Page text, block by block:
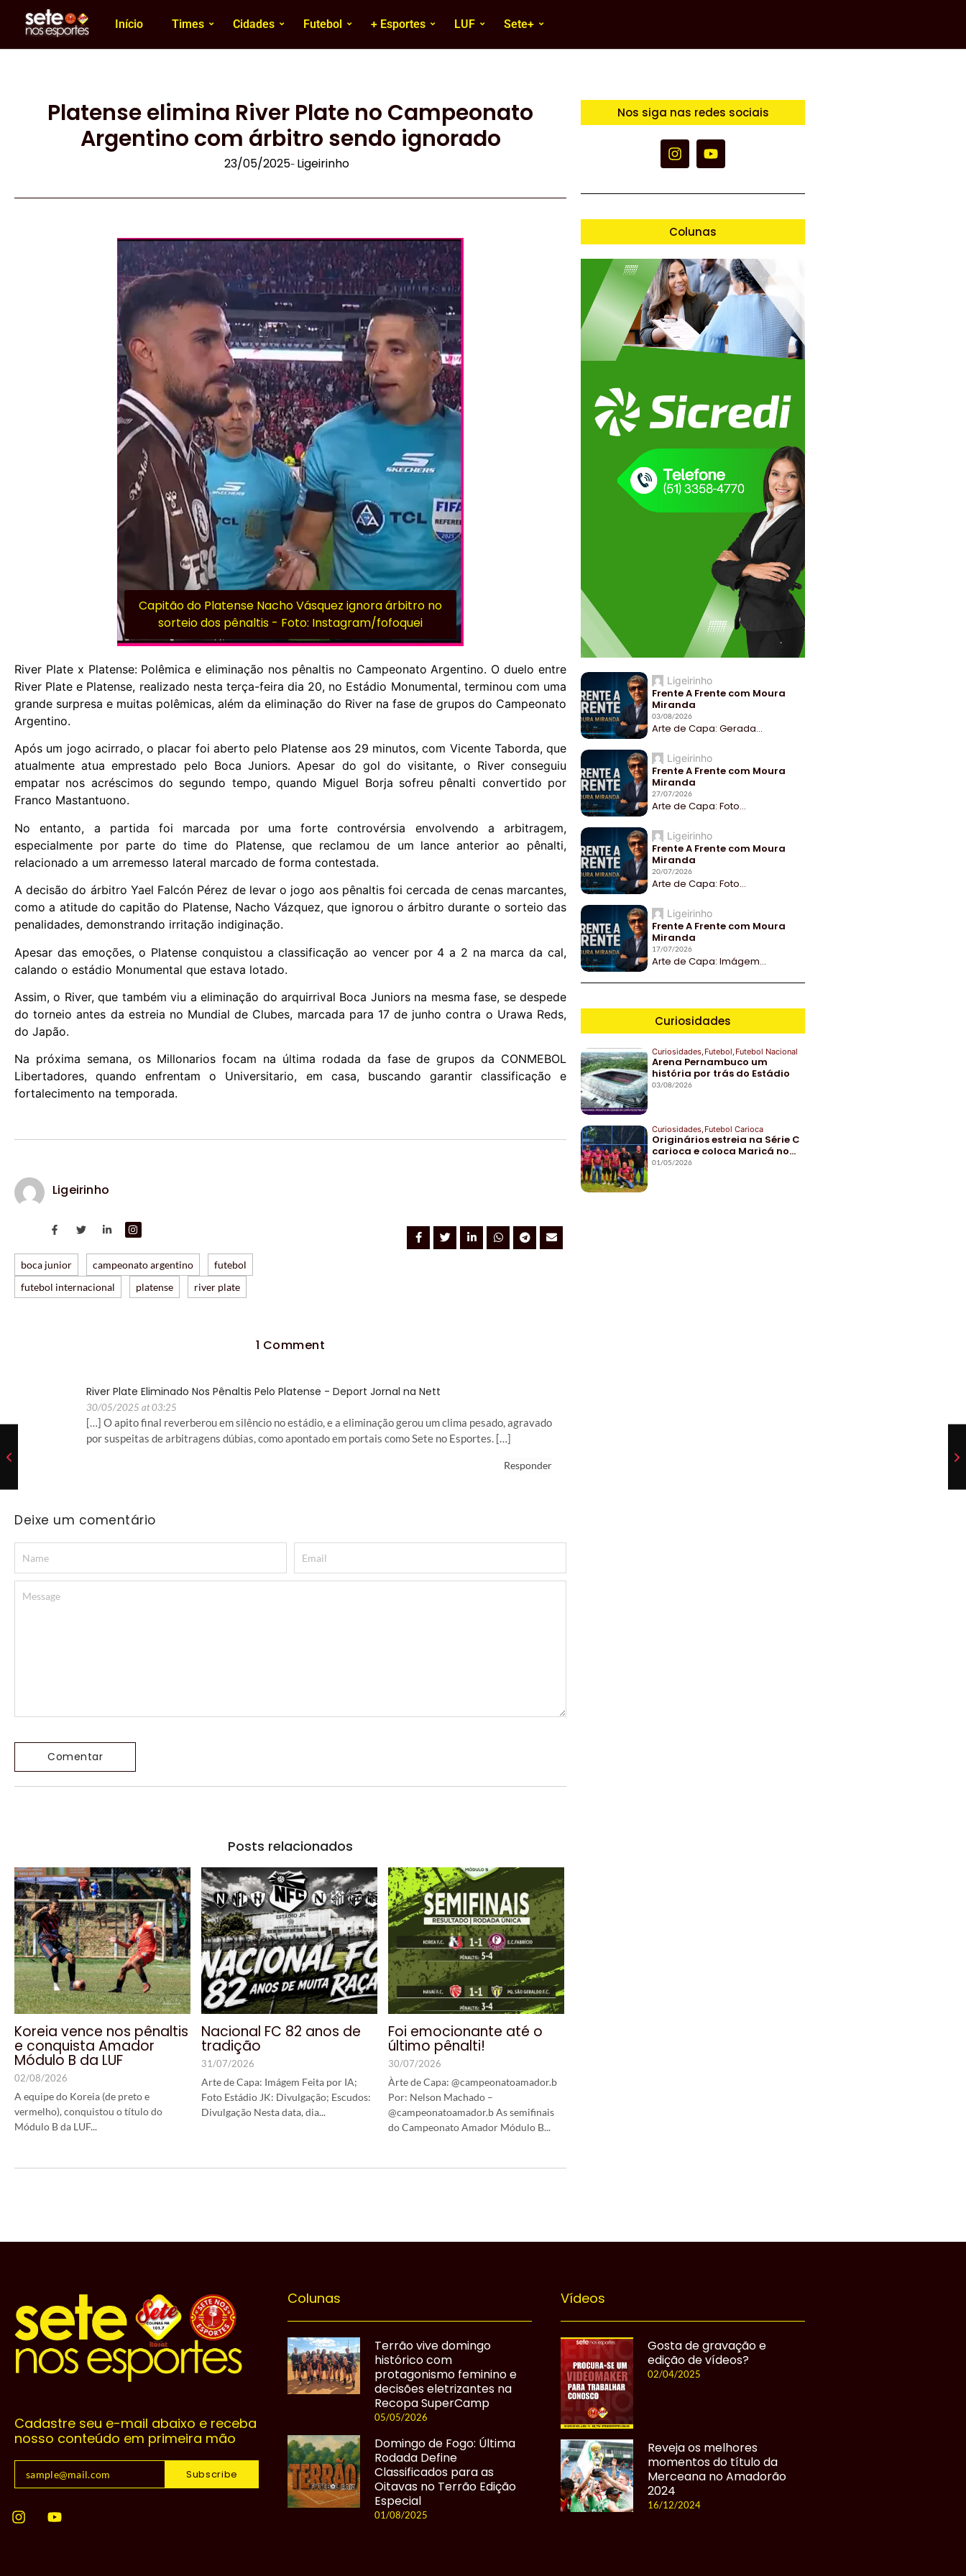
Início Times Cidades Futebol + Esportes LUF Sete+
Platense elimina River Plate no Campeonato
Argentino com árbitro sendo ignorado
23/05/2025- Ligeirinho
Capitão do Platense Nacho Vásquez ignora árbitro no
sorteio dos pênaltis - Foto: Instagram/fofoquei
River Plate x Platense: Polêmica e eliminação nos pênaltis no Campeonato Argentino. O duelo entre
River Plate e Platense, realizado nesta terça-feira dia 20, no Estádio Monumental, terminou com uma
grande surpresa e muitas polêmicas, além da eliminação do River na fase de grupos do Campeonato
Argentino.
Após um jogo acirrado, o placar foi aberto pelo Platense aos 29 minutos, com Vicente Taborda, que
atualmente atua emprestado pelo Boca Juniors. Apesar do gol do visitante, o River conseguiu
empatar nos acréscimos do segundo tempo, quando Miguel Borja sofreu pênalti convertido por
Franco Mastantuono.
No entanto, a partida foi marcada por uma forte controvérsia envolvendo a arbitragem,
especialmente por parte do time do Platense, que reclamou de um lance anterior ao pênalti,
relacionado a um arremesso lateral marcado de forma contestada.
A decisão do árbitro Yael Falcón Pérez de levar o jogo aos pênaltis foi cercada de cenas marcantes,
como a atitude do capitão do Platense, Nacho Vázquez, que ignorou o árbitro durante o sorteio das
penalidades, demonstrando irritação indiginação.
Apesar das emoções, o Platense conquistou a classificação ao vencer por 4 a 2 na marca da cal,
calando o estádio Monumental que estava lotado.
Assim, o River, que também viu a eliminação do arquirrival Boca Juniors na mesma fase, se despede
do torneio antes da estreia no Mundial de Clubes, marcada para 17 de junho contra o Urawa Reds,
do Japão.
Na próxima semana, os Millonarios focam na última rodada da fase de grupos da CONMEBOL
Libertadores, quando enfrentam o Universitario, em casa, buscando garantir classificação e
fortalecimento na temporada.
Ligeirinho
boca junior campeonato argentino
futebol
futebol internacional
platense river plate
1 Comment
River Plate Eliminado Nos Pênaltis Pelo Platense - Deport Jornal na Nett
30/05/2025 at 03:25
[…] O apito final reverberou em silêncio no estádio, e a eliminação gerou um clima pesado, agravado
por suspeitas de arbitragens dúbias, como apontado em portais como Sete no Esportes. […]
Responder
Deixe um comentário
Posts relacionados
Koreia vence nos pênaltis
e conquista Amador
Módulo B da LUF
02/08/2026
A equipe do Koreia (de preto e
vermelho), conquistou o título do
Módulo B da LUF...
Nacional FC 82 anos de
tradição
31/07/2026
Arte de Capa: Imágem Feita por IA;
Foto Estádio JK: Divulgação; Escudos:
Divulgação Nesta data, dia...
Foi emocionante até o
último pênalti!
30/07/2026
Àrte de Capa: @campeonatoamador.b
Por: Nelson Machado –
@campeonatoamador.b As semifinais
do Campeonato Amador Módulo B...
Nos siga nas redes sociais
Colunas
Ligeirinho
Frente A Frente com Moura
Miranda
03/08/2026
Arte de Capa: Gerada...
Ligeirinho
Frente A Frente com Moura
Miranda
27/07/2026
Arte de Capa: Foto...
Ligeirinho
Frente A Frente com Moura
Miranda
20/07/2026
Arte de Capa: Foto...
Ligeirinho
Frente A Frente com Moura
Miranda
17/07/2026
Arte de Capa: Imágem...
Curiosidades
Curiosidades Futebol Futebol Nacional
Arena Pernambuco um
história por trás do Estádio
03/08/2026
Curiosidades Futebol Carioca
Originários estreia na Série C
carioca e coloca Maricá no…
01/05/2026
Cadastre seu e-mail abaixo e receba
nosso conteúdo em primeira mão
Subscribe
Colunas
Terrão vive domingo
histórico com
protagonismo feminino e
decisões eletrizantes na
Recopa SuperCamp
05/05/2026
Domingo de Fogo: Última
Rodada Define
Classificados para as
Oitavas no Terrão Edição
Especial
01/08/2025
Vídeos
Gosta de gravação e
edição de vídeos?
02/04/2025
Reveja os melhores
momentos do título da
Merceana no Amadorão
2024
16/12/2024